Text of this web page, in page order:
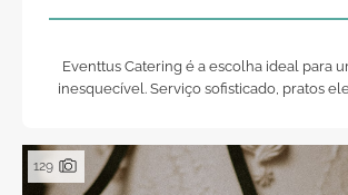
Eventtus Catering é a escolha ideal para
inesquecível. Serviço sofisticado, pratos
129